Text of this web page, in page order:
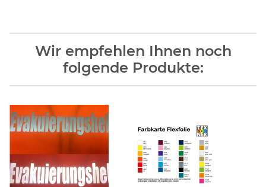
Wir empfehlen Ihnen noch
folgende Produkte: